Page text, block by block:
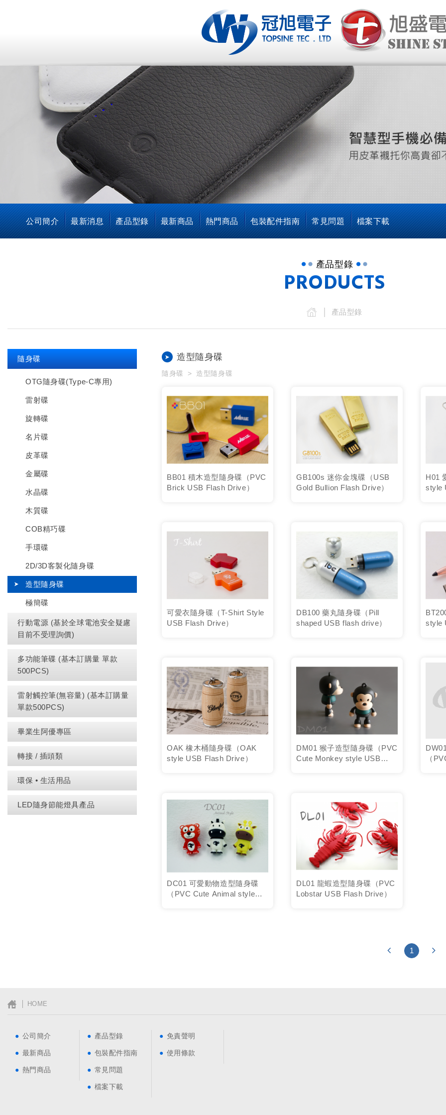
網站名稱
公司簡介 最新消息 產品型錄 最新商品 熱門商品 包裝配件指南 常見問題 檔案下載
產品型錄
PRODUCTS
產品型錄
隨身碟
OTG隨身碟(Type-C專用)
雷射碟
旋轉碟
名片碟
皮革碟
金屬碟
水晶碟
木質碟
COB精巧碟
手環碟
2D/3D客製化隨身碟
造型隨身碟
極簡碟
行動電源 (基於全球電池安全疑慮
目前不受理詢價)
多功能筆碟 (基本訂購量 單款
500PCS)
雷射觸控筆(無容量) (基本訂購量
單款500PCS)
畢業生阿優專區
轉接 / 插頭類
環保 • 生活用品
LED隨身節能燈具產品
造型隨身碟
隨身碟 造型隨身碟
BB01 積木造型隨身碟（PVC
Brick USB Flash Drive）
GB100s 迷你金塊碟（USB
Gold Bullion Flash Drive）
H01
style
可愛衣隨身碟（T-Shirt Style
USB Flash Drive）
DB100 藥丸隨身碟（Pill
shaped USB flash drive）
style
OAK 橡木桶隨身碟（OAK
style USB Flash Drive）
DM01 猴子造型隨身碟（PVC
Cute Monkey style USB
（
DC01 可愛動物造型隨身碟
（PVC Cute Animal style
DL01 龍蝦造型隨身碟（PVC
Lobstar USB Flash Drive）
1
│ HOME
公司簡介
最新商品
熱門商品
產品型錄
包裝配件指南
常見問題
檔案下載
免責聲明
使用條款